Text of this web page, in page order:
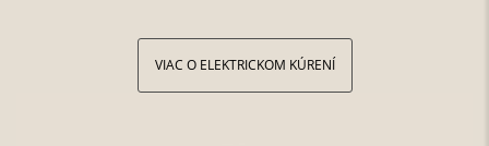
VIAC O ELEKTRICKOM KÚRENÍ